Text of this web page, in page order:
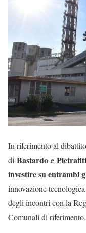
In riferimento al
di Bastardo e
investire su entrambi
innovazione
degli incontri con la
Comunali di riferimento.